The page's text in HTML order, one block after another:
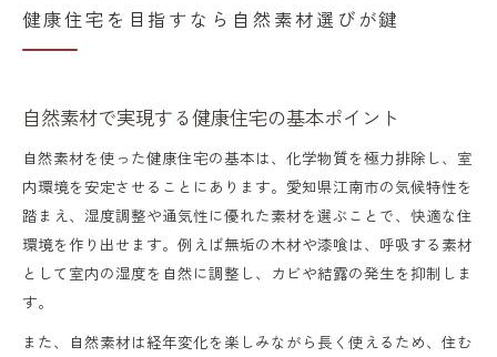
健康住宅を目指すなら自然素材選びが鍵
自然素材で実現する健康住宅の基本ポイント
自然素材を使った健康住宅の基本は、化学物質を極力排除し、室
内環境を安定させることにあります。愛知県江南市の気候特性を
踏まえ、湿度調整や通気性に優れた素材を選ぶことで、快適な住
環境を作り出せます。例えば無垢の木材や漆喰は、呼吸する素材
として室内の湿度を自然に調整し、カビや結露の発生を抑制しま
す。
また、自然素材は経年変化を楽しみながら長く使えるため、住む